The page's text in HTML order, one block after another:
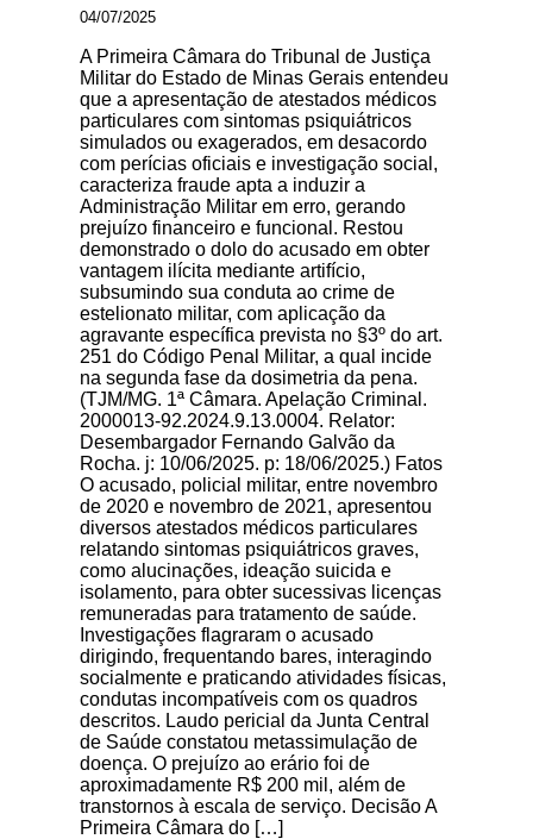
04/07/2025
A Primeira Câmara do Tribunal de Justiça
Militar do Estado de Minas Gerais entendeu
que a apresentação de atestados médicos
particulares com sintomas psiquiátricos
simulados ou exagerados, em desacordo
com perícias oficiais e investigação social,
caracteriza fraude apta a induzir a
Administração Militar em erro, gerando
prejuízo financeiro e funcional. Restou
demonstrado o dolo do acusado em obter
vantagem ilícita mediante artifício,
subsumindo sua conduta ao crime de
estelionato militar, com aplicação da
agravante específica prevista no §3º do art.
251 do Código Penal Militar, a qual incide
na segunda fase da dosimetria da pena.
(TJM/MG. 1ª Câmara. Apelação Criminal.
2000013-92.2024.9.13.0004. Relator:
Desembargador Fernando Galvão da
Rocha. j: 10/06/2025. p: 18/06/2025.) Fatos
O acusado, policial militar, entre novembro
de 2020 e novembro de 2021, apresentou
diversos atestados médicos particulares
relatando sintomas psiquiátricos graves,
como alucinações, ideação suicida e
isolamento, para obter sucessivas licenças
remuneradas para tratamento de saúde.
Investigações flagraram o acusado
dirigindo, frequentando bares, interagindo
socialmente e praticando atividades físicas,
condutas incompatíveis com os quadros
descritos. Laudo pericial da Junta Central
de Saúde constatou metassimulação de
doença. O prejuízo ao erário foi de
aproximadamente R$ 200 mil, além de
transtornos à escala de serviço. Decisão A
Primeira Câmara do […]